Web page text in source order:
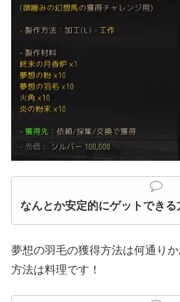
なんとか安定的にゲットできる
夢想の羽毛の獲得方法は何通り
方法は料理です！